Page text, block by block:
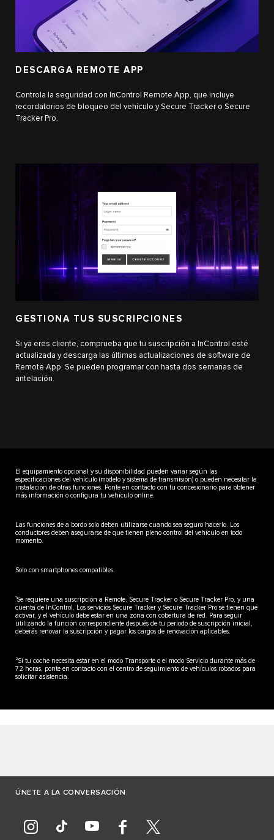
DESCARGA REMOTE APP
Controla la seguridad con InControl Remote App, que incluye
recordatorios de bloqueo del vehículo y Secure Tracker o Secure
Tracker Pro.
GESTIONA TUS SUSCRIPCIONES
Si ya eres cliente, comprueba que tu suscripción a InControl esté
actualizada y descarga las últimas actualizaciones de software de
Remote App. Se pueden programar con hasta dos semanas de
antelación.
El equipamiento opcional y su disponibilidad pueden variar según las
especificaciones del vehículo (modelo y sistema de transmisión) o pueden necesitar la
instalación de otras funciones. Ponte en contacto con tu concesionario para obtener
más información o configura tu vehículo online.
Las funciones de a bordo solo deben utilizarse cuando sea seguro hacerlo. Los
conductores deben asegurarse de que tienen pleno control del vehículo en todo
momento.
Solo con smartphones compatibles.
1Se requiere una suscripción a Remote, Secure Tracker o Secure Tracker Pro, y una
cuenta de InControl. Los servicios Secure Tracker y Secure Tracker Pro se tienen que
activar, y el vehículo debe estar en una zona con cobertura de red. Para seguir
utilizando la función correspondiente después de tu periodo de suscripción inicial,
deberás renovar la suscripción y pagar los cargos de renovación aplicables.
2Si tu coche necesita estar en el modo Transporte o el modo Servicio durante más de
72 horas, ponte en contacto con el centro de seguimiento de vehículos robados para
solicitar asistencia.
ÚNETE A LA CONVERSACIÓN